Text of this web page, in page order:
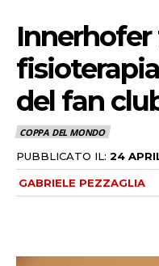
Innerhofer
del fan
COPPA DEL MONDO
PUBBLICATO IL: 24
GABRIELE PEZZAGLIA